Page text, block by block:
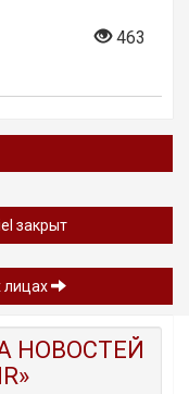
463
закрыт
лицах
НОВОСТЕЙ